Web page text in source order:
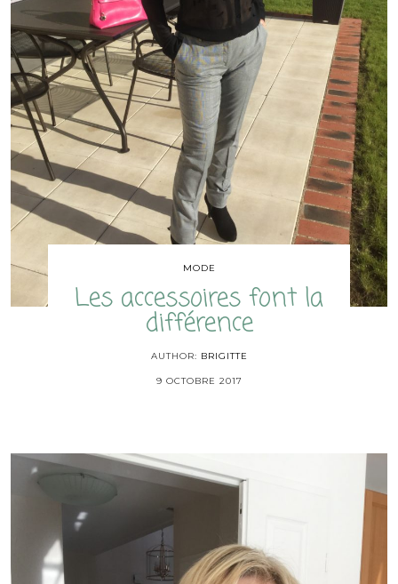
MODE
Les accessoires font la
différence
AUTHOR: BRIGITTE
9 OCTOBRE 2017